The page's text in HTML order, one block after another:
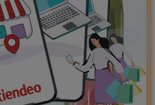
Freidora de airepatinete
comida
agua